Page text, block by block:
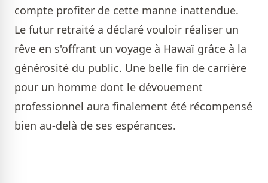
compte profiter de cette manne inattendue.
Le futur retraité a déclaré vouloir réaliser un
rêve en s'offrant un voyage à Hawaï grâce à la
générosité du public. Une belle fin de carrière
pour un homme dont le dévouement
professionnel aura finalement été récompensé
bien au-delà de ses espérances.